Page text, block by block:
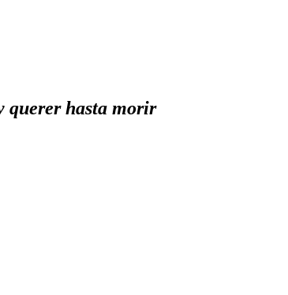
querer hasta morir